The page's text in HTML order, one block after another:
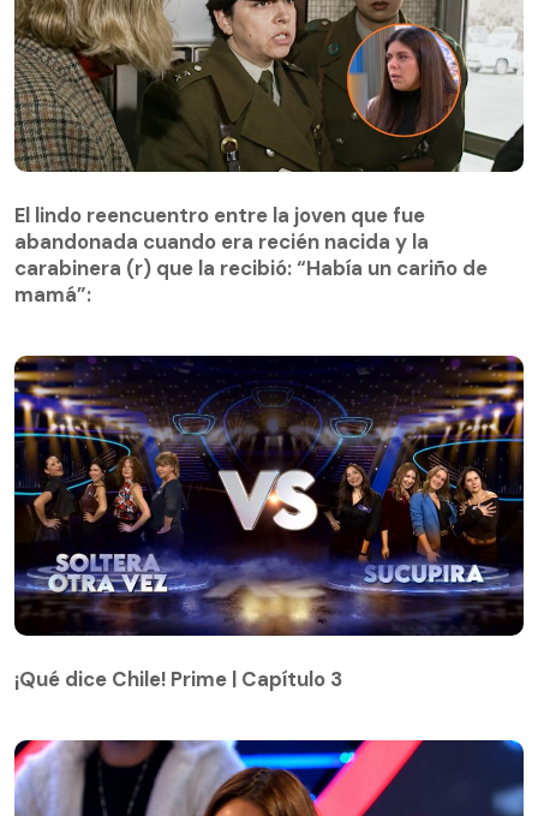
abandonada cuando era recién nacida y la
carabinera (r) que la recibió: “Había un cariño de
mamá”:
El lindo reencuentro entre la joven que fue
abandonada cuando era recién nacida y la
carabinera (r) que la recibió: “Había un cariño de
mamá”:
¡Qué dice Chile! Prime | Capítulo 3